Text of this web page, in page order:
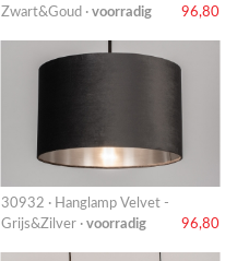
Zwart&Goud · voorradig 96,80
30932 · Hanglamp Velvet -
Grijs&Zilver · voorradig 96,80